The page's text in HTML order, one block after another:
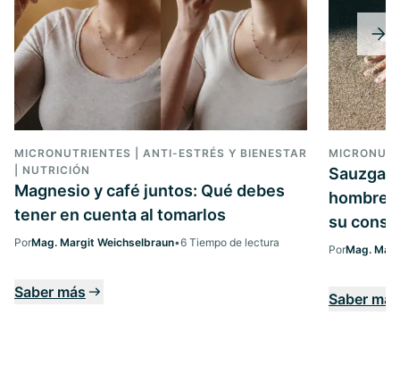
MICRONUTRIENTES | ANTI-ESTRÉS Y BIENESTAR
| NUTRICIÓN
Magnesio y café juntos: Qué debes
tener en cuenta al tomarlos
PorMag. Margit Weichselbraun•6 Tiempo de lectura
Saber más
su
PorMag.
Saber màs